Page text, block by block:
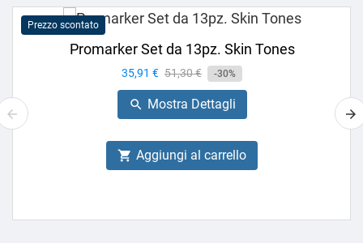
Prezzo scontato
Promarker Set da 13pz. Skin Tones
Prezzo
35,91 € Prezzo
base
51,30 € -30%
 Mostra Dettagli
 Aggiungi al carrello